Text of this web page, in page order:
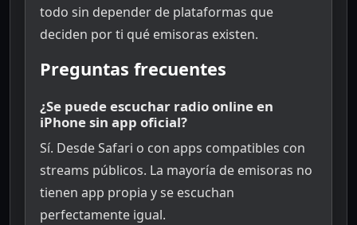
todo sin depender de plataformas que
deciden por ti qué emisoras existen.
Preguntas frecuentes
¿Se puede escuchar radio online en
iPhone sin app oficial?
Sí. Desde Safari o con apps compatibles con
streams públicos. La mayoría de emisoras no
tienen app propia y se escuchan
perfectamente igual.